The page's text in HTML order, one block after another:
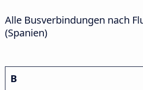
Alle Busverbindungen nach
(Spanien)
B